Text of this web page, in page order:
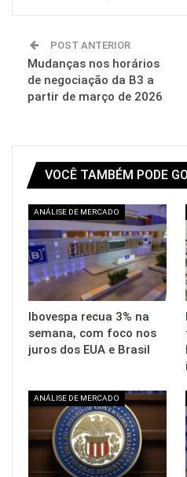
POST ANTERIOR
Mudanças nos horários
de negociação da B3 a
partir de março de 2026
VOCÊ TAMBÉM PODE
ANÁLISE DE MERCADO
Ibovespa recua 3% na
semana, com foco nos
juros dos EUA e Brasil
ANÁLISE DE MERCADO